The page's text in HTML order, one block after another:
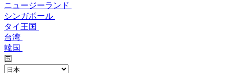
ニュージーランド
シンガポール
タイ王国
台湾
韓国
国